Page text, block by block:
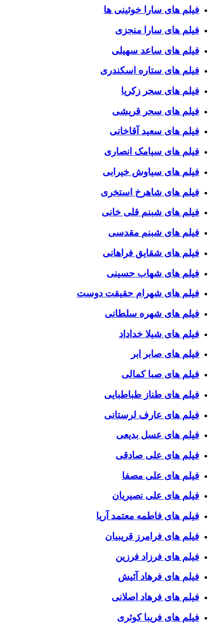
فیلم های سارا خوئینی ها
فیلم های سارا منجزی
فیلم های ساعد سهیلی
فیلم های ستاره اسکندری
فیلم های سحر زکریا
فیلم های سحر قریشی
فیلم های سعید آقاخانی
فیلم های سیامک انصاری
فیلم های سیاوش خیرابی
فیلم های شاهرخ استخری
فیلم های شبنم قلی خانی
فیلم های شبنم مقدسی
فیلم های شقایق فراهانی
فیلم های شهاب حسینی
فیلم های شهرام حقیقت دوست
فیلم های شهره سلطانی
فیلم های شیلا خداداد
فیلم های صابر ابر
فیلم های صبا کمالی
فیلم های طناز طباطبایی
فیلم های عارف لرستانی
فیلم های عسل بدیعی
فیلم های علی صادقی
فیلم های علی مصفا
فیلم های علی نصیریان
فیلم های فاطمه معتمد آریا
فیلم های فرامرز قریبیان
فیلم های فرزاد فرزین
فیلم های فرهاد آئیش
فیلم های فرهاد اصلانی
فیلم های فریبا کوثری